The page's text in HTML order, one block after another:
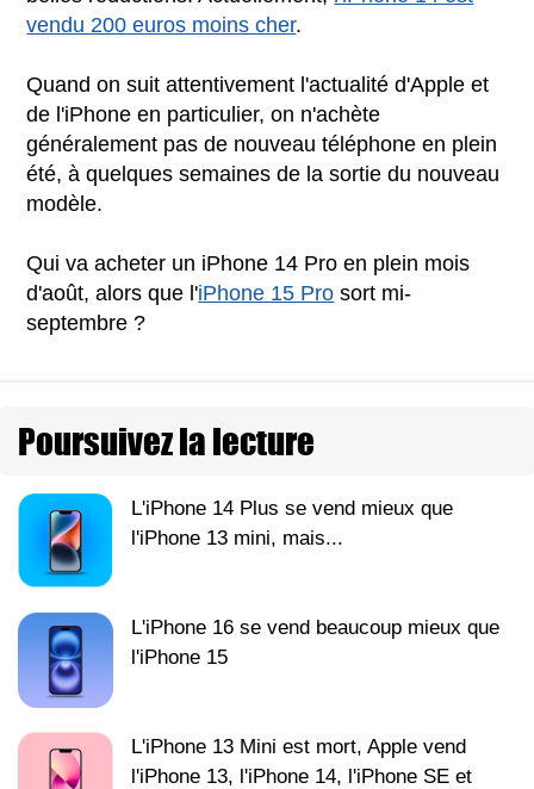
vendu 200 euros moins cher.
Quand on suit attentivement l'actualité d'Apple et
de l'iPhone en particulier, on n'achète
généralement pas de nouveau téléphone en plein
été, à quelques semaines de la sortie du nouveau
modèle.
Qui va acheter un iPhone 14 Pro en plein mois
d'août, alors que l'iPhone 15 Pro sort mi-
septembre ?
Poursuivez la lecture
L'iPhone 14 Plus se vend mieux que
l'iPhone 13 mini, mais...
L'iPhone 16 se vend beaucoup mieux que
l'iPhone 15
L'iPhone 13 Mini est mort, Apple vend
l'iPhone 13, l'iPhone 14, l'iPhone SE et